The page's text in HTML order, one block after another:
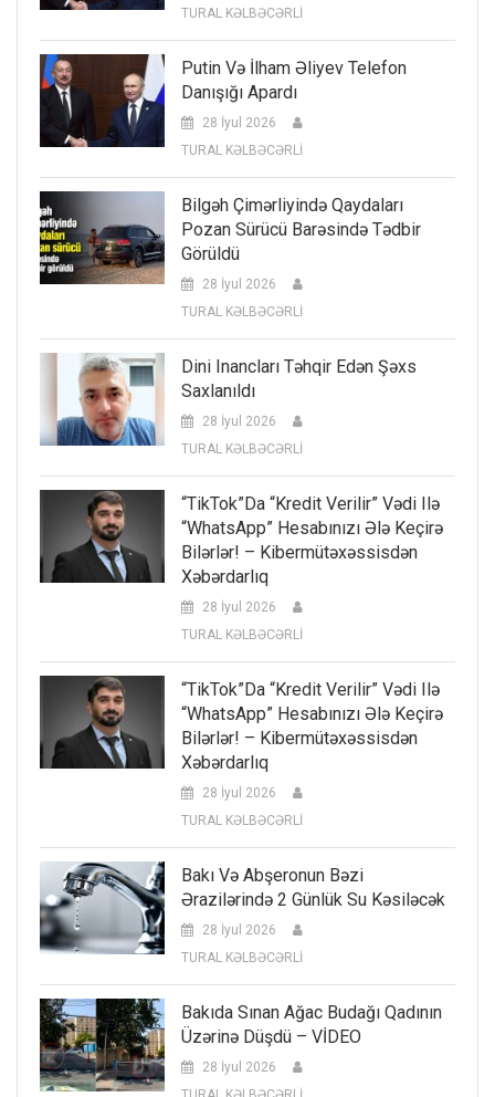
TURAL KƏLBƏCƏRLİ
Putin Və İlham Əliyev Telefon
Danışığı Apardı
28 İyul 2026
TURAL KƏLBƏCƏRLİ
Bilgəh Çimərliyində Qaydaları
Pozan Sürücü Barəsində Tədbir
Görüldü
28 İyul 2026
TURAL KƏLBƏCƏRLİ
Dini Inancları Təhqir Edən Şəxs
Saxlanıldı
28 İyul 2026
TURAL KƏLBƏCƏRLİ
“TikTok”da “kredit Verilir” Vədi Ilə
“WhatsApp” Hesabınızı Ələ Keçirə
Bilərlər! – Kibermütəxəssisdən
Xəbərdarlıq
28 İyul 2026
TURAL KƏLBƏCƏRLİ
“TikTok”da “kredit Verilir” Vədi Ilə
“WhatsApp” Hesabınızı Ələ Keçirə
Bilərlər! – Kibermütəxəssisdən
Xəbərdarlıq
28 İyul 2026
TURAL KƏLBƏCƏRLİ
Bakı Və Abşeronun Bəzi
Ərazilərində 2 Günlük Su Kəsiləcək
28 İyul 2026
TURAL KƏLBƏCƏRLİ
Bakıda Sınan Ağac Budağı Qadının
Üzərinə Düşdü – VİDEO
28 İyul 2026